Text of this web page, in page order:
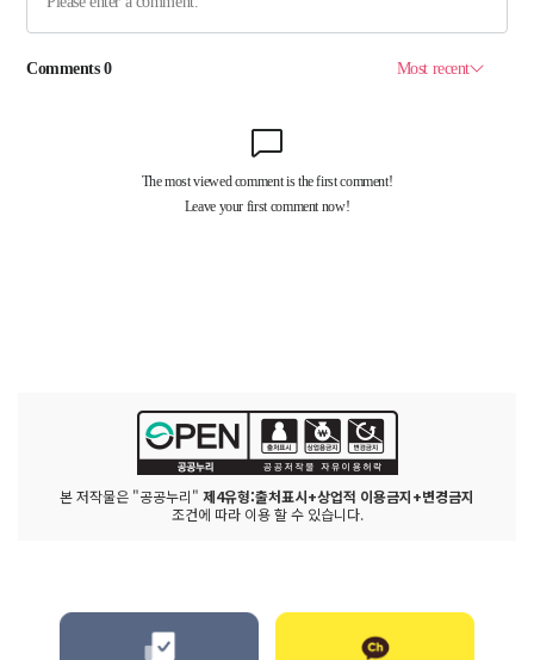
본 저작물은 "공공누리" 제4유형:출처표시+상업적 이용금지+변경금지
조건에 따라 이용 할 수 있습니다.